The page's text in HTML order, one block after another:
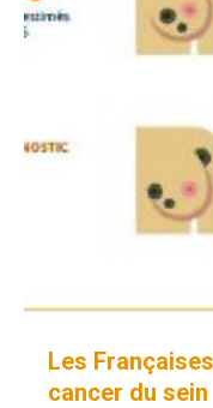
Les
cancer du sein